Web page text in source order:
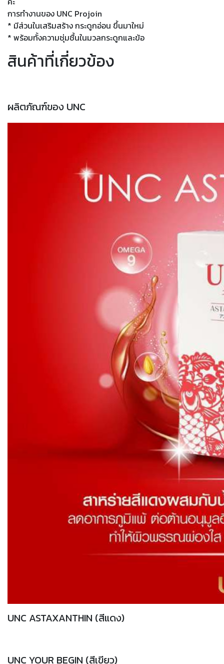
การทำงานของ UNC Projoin
* มีส่วนในเสริมสร้าง กระดูกอ่อน ขึ้นมาใหม่
* พร้อมทั้งความชุ่มชื้นในมวลกระดูกและข้อ
สินค้าที่เกี่ยวข้อง
ผลิตภัณฑ์ของ UNC
UNC ASTAXANTHIN (สีแดง)
UNC YOUR BEGIN (สีเขียว)